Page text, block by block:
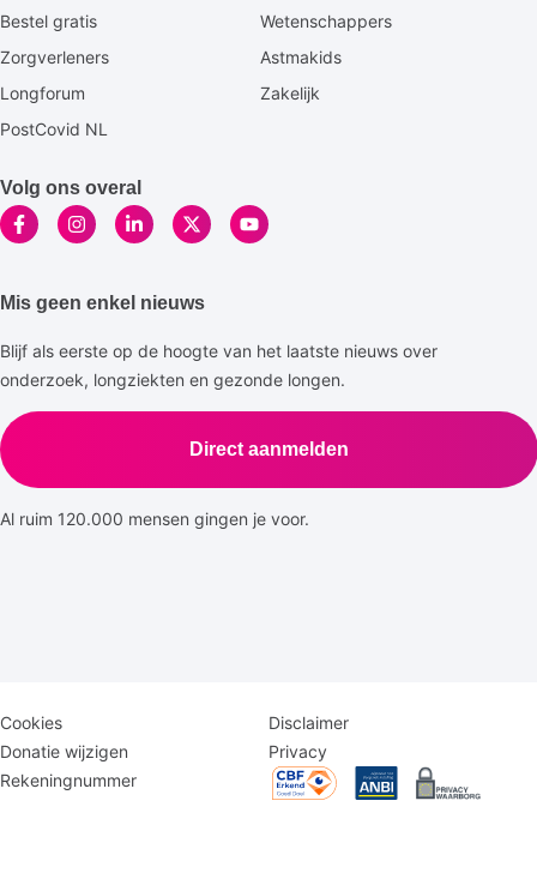
Bestel gratis
Wetenschappers
Zorgverleners
Astmakids
Longforum
Zakelijk
PostCovid NL
Volg ons overal
Mis geen enkel nieuws
Blijf als eerste op de hoogte van het laatste nieuws over
onderzoek, longziekten en gezonde longen.
Direct aanmelden
Al ruim 120.000 mensen gingen je voor.
Disclaimer
menu
Cookies
Disclaimer
Donatie wijzigen
Privacy
Rekeningnummer
Logomenu